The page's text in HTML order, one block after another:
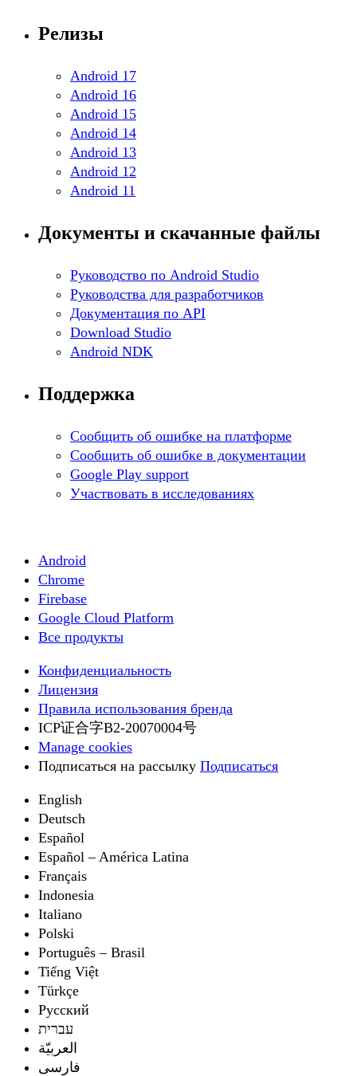
Релизы
Android 17
Android 16
Android 15
Android 14
Android 13
Android 12
Android 11
Документы и скачанные файлы
Руководство по Android Studio
Руководства для разработчиков
Документация по API
Download Studio
Android NDK
Поддержка
Сообщить об ошибке на платформе
Сообщить об ошибке в документации
Google Play support
Участвовать в исследованиях
Android
Chrome
Firebase
Google Cloud Platform
Все продукты
Конфиденциальность
Лицензия
Правила использования бренда
ICP证合字B2-20070004号
Manage cookies
Подписаться на рассылку Подписаться
English
Deutsch
Español
Español – América Latina
Français
Indonesia
Italiano
Polski
Português – Brasil
Tiếng Việt
Türkçe
Русский
עברית
العربيّة
فارسی